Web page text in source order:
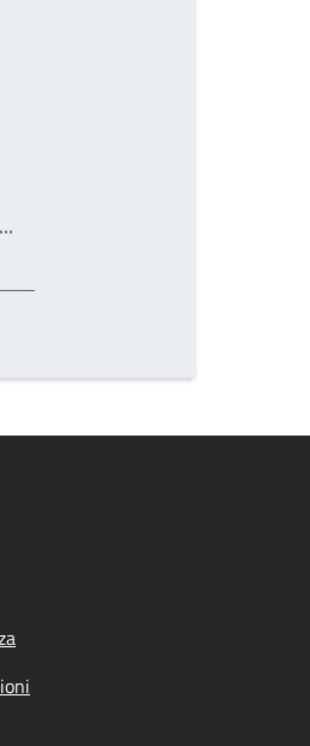
Write the page number you want